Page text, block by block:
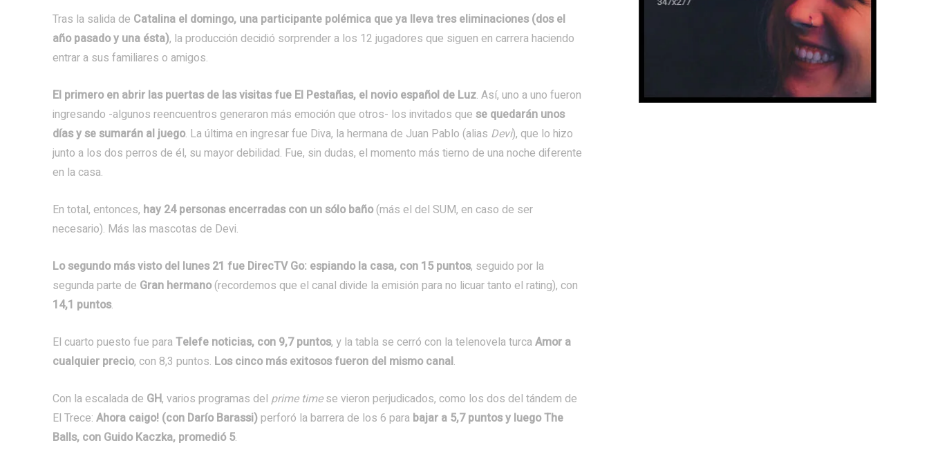
Tras la salida de Catalina el domingo, una participante polémica que ya lleva tres eliminaciones (dos el
año pasado y una ésta), la producción decidió sorprender a los 12 jugadores que siguen en carrera haciendo
entrar a sus familiares o amigos.
El primero en abrir las puertas de las visitas fue El Pestañas, el novio español de Luz. Así, uno a uno fueron
ingresando -algunos reencuentros generaron más emoción que otros- los invitados que se quedarán unos
días y se sumarán al juego. La última en ingresar fue Diva, la hermana de Juan Pablo (alias Devi), que lo hizo
junto a los dos perros de él, su mayor debilidad. Fue, sin dudas, el momento más tierno de una noche diferente
en la casa.
En total, entonces, hay 24 personas encerradas con un sólo baño(más el del SUM, en caso de ser
necesario). Más las mascotas de Devi.
Lo segundo más visto del lunes 21 fue DirecTV Go: espiando la casa, con 15 puntos, seguido por la
segunda parte de Gran hermano(recordemos que el canal divide la emisión para no licuar tanto el rating), con
14,1 puntos.
El cuarto puesto fue paraTelefe noticias, con 9,7 puntos, y la tabla se cerró con la telenovela turcaAmor a
cualquier precio, con 8,3 puntos. Los cinco más exitosos fueron del mismo canal.
Con la escalada de GH, varios programas del prime timese vieron perjudicados, como los dos del tándem de
El Trece: Ahora caigo! (con Darío Barassi)perforó la barrera de los 6 para bajar a 5,7 puntos y luego The
Balls, con Guido Kaczka, promedió 5.